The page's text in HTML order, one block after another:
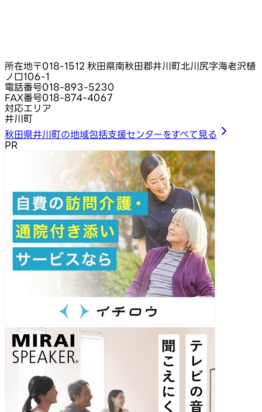
所在地〒018-1512 秋田県南秋田郡井川町北川尻字海老沢樋
ノ口106‑1
電話番号018-893-5230
FAX番号018-874-4067
対応エリア
井川町
秋田県井川町の地域包括支援センターをすべて見る
PR